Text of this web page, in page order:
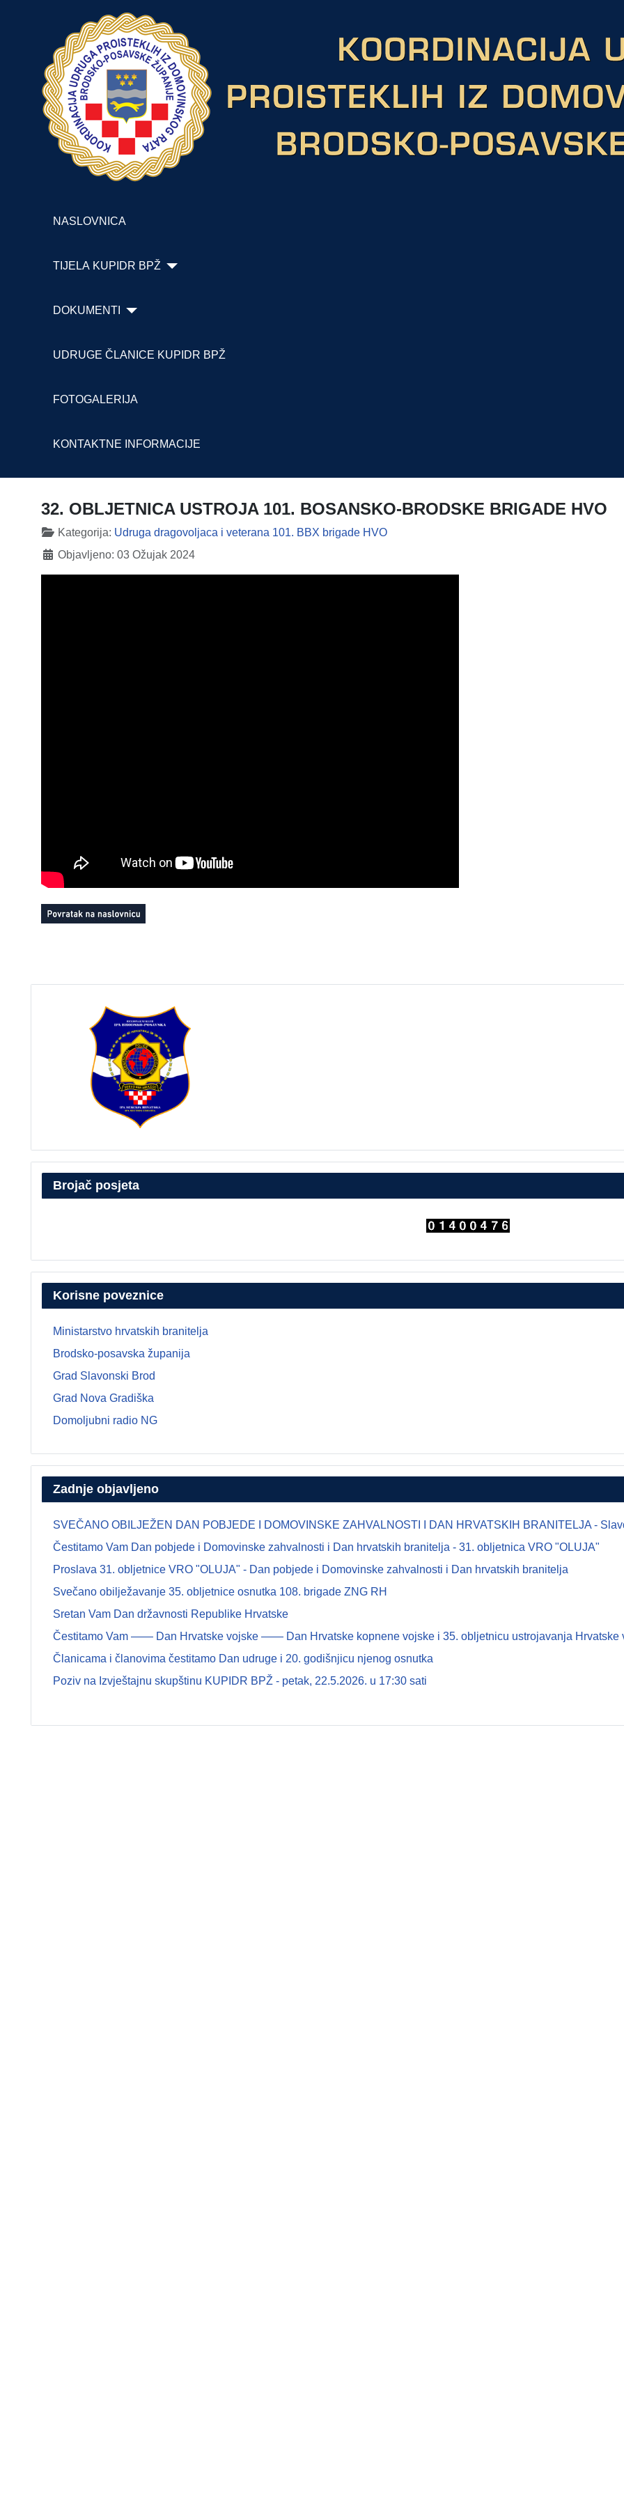
NASLOVNICA
TIJELA KUPIDR BPŽ
DOKUMENTI
UDRUGE ČLANICE KUPIDR BPŽ
FOTOGALERIJA
KONTAKTNE INFORMACIJE
32. OBLJETNICA USTROJA 101. BOSANSKO-BRODSKE BRIGADE HVO
DetaljiKategorija: Udruga dragovoljaca i veterana 101. BBX brigade HVO
Objavljeno: 03 Ožujak 2024
Brojač posjeta
Korisne poveznice
Ministarstvo hrvatskih branitelja
Brodsko-posavska županija
Grad Slavonski Brod
Grad Nova Gradiška
Domoljubni radio NG
Zadnje objavljeno
SVEČANO OBILJEŽEN DAN POBJEDE I DOMOVINSKE ZAHVALNOSTI I DAN HRVATSKIH BRANITELJA -
Čestitamo Vam Dan pobjede i Domovinske zahvalnosti i Dan hrvatskih branitelja - 31. obljetnica VRO "OLUJA"
Proslava 31. obljetnice VRO "OLUJA" - Dan pobjede i Domovinske zahvalnosti i Dan hrvatskih branitelja
Svečano obilježavanje 35. obljetnice osnutka 108. brigade ZNG RH
Sretan Vam Dan državnosti Republike Hrvatske
Čestitamo Vam —— Dan Hrvatske vojske —— Dan Hrvatske kopnene vojske i 35. obljetnicu ustrojavanja Hrvatske
Članicama i članovima čestitamo Dan udruge i 20. godišnjicu njenog osnutka
Poziv na Izvještajnu skupštinu KUPIDR BPŽ - petak, 22.5.2026. u 17:30 sati